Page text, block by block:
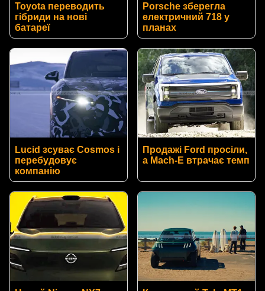
Toyota переводить
гібриди на нові
батареї
Porsche зберегла
електричний 718 у
планах
Lucid зсуває Cosmos і
перебудовує
компанію
Продажі Ford просіли,
а Mach-E втрачає темп